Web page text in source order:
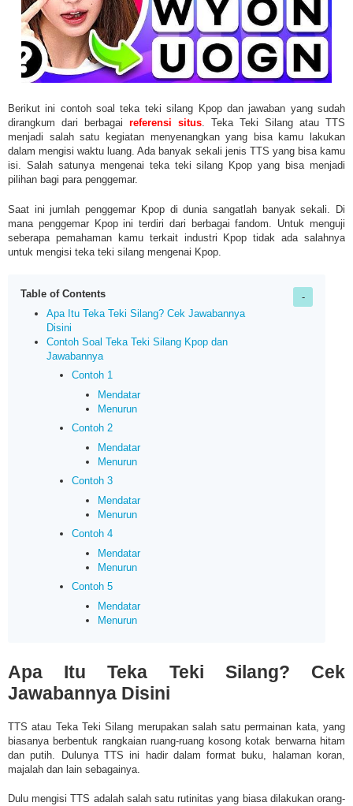
Berikut ini contoh soal teka teki silang Kpop dan jawaban yang sudah
dirangkum dari berbagai referensi situs. Teka Teki Silang atau TTS
menjadi salah satu kegiatan menyenangkan yang bisa kamu lakukan
dalam mengisi waktu luang. Ada banyak sekali jenis TTS yang bisa kamu
isi. Salah satunya mengenai teka teki silang Kpop yang bisa menjadi
pilihan bagi para penggemar.
Saat ini jumlah penggemar Kpop di dunia sangatlah banyak sekali. Di
mana penggemar Kpop ini terdiri dari berbagai fandom. Untuk menguji
seberapa pemahaman kamu terkait industri Kpop tidak ada salahnya
untuk mengisi teka teki silang mengenai Kpop.
Table of Contents
Apa Itu Teka Teki Silang? Cek Jawabannya
Disini
Contoh Soal Teka Teki Silang Kpop dan
Jawabannya
Contoh 1
Mendatar
Menurun
Contoh 2
Mendatar
Menurun
Contoh 3
Mendatar
Menurun
Contoh 4
Mendatar
Menurun
Contoh 5
Mendatar
Menurun
Apa Itu Teka Teki Silang? Cek
Jawabannya Disini
TTS atau Teka Teki Silang merupakan salah satu permainan kata, yang
biasanya berbentuk rangkaian ruang-ruang kosong kotak berwarna hitam
dan putih. Dulunya TTS ini hadir dalam format buku, halaman koran,
majalah dan lain sebagainya.
Dulu mengisi TTS adalah salah satu rutinitas yang biasa dilakukan orang-